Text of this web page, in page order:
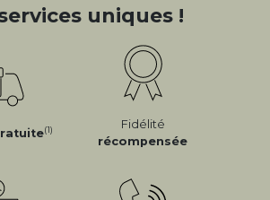
uniques !
(1)
Fidélité
récompensée